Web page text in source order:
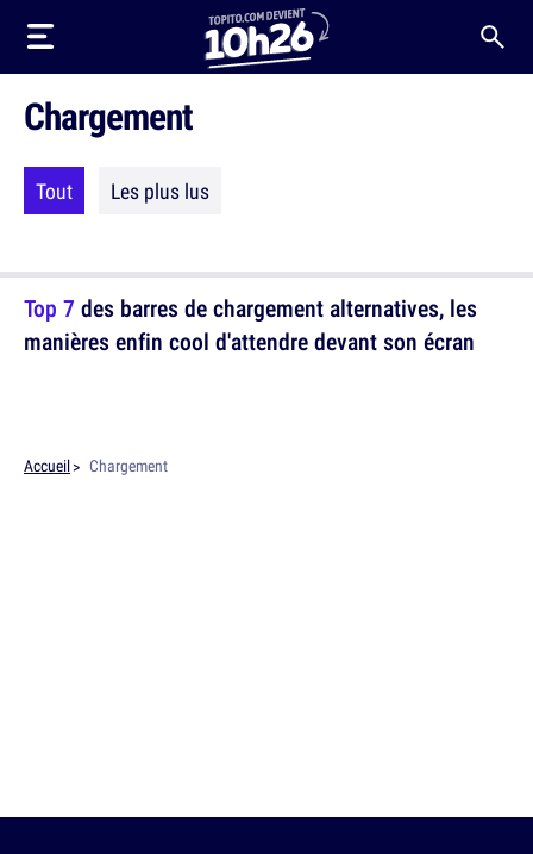
Chargement
Tout Les plus lus
Top 7 des barres de chargement alternatives, les
manières enfin cool d'attendre devant son écran
Accueil Chargement